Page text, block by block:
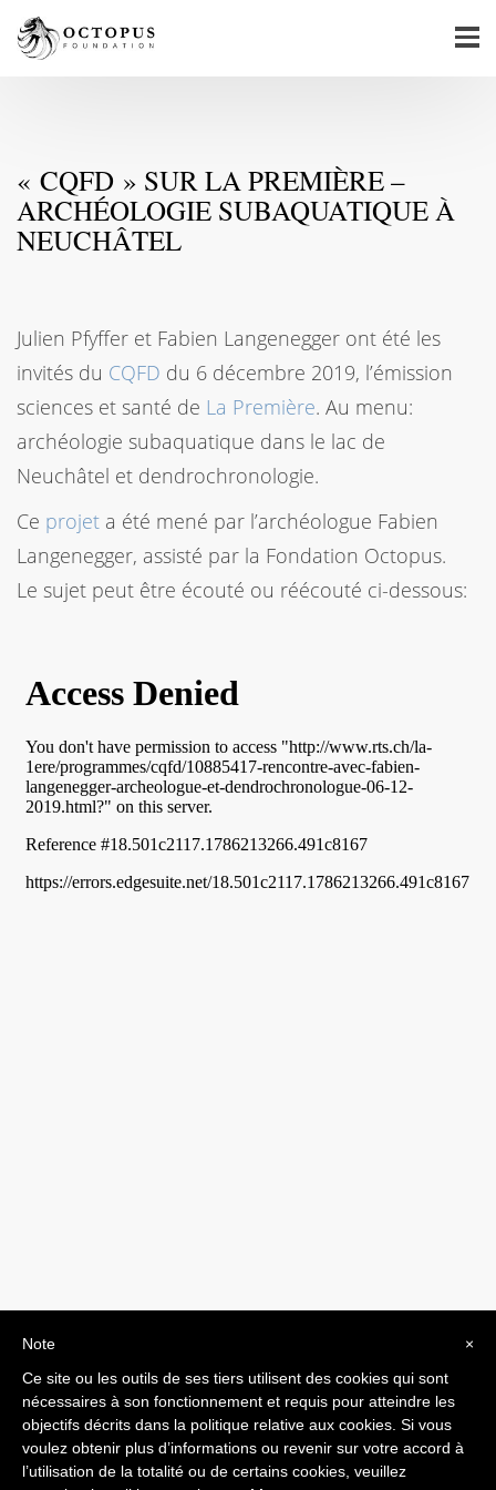
« CQFD » SUR LA PREMIÈRE –
ARCHÉOLOGIE SUBAQUATIQUE À
NEUCHÂTEL
Julien Pfyffer et Fabien Langenegger ont été les
invités du CQFD du 6 décembre 2019, l’émission
sciences et santé de La Première. Au menu:
archéologie subaquatique dans le lac de
Neuchâtel et dendrochronologie.
Ce projet a été mené par l’archéologue Fabien
Langenegger, assisté par la Fondation Octopus.
Le sujet peut être écouté ou réécouté ci-dessous:
ARTICLE PRÉCÉDENT ARTICLE SUIVANT
×
Note
Ce site ou les outils de ses tiers utilisent des cookies qui sont
nécessaires à son fonctionnement et requis pour atteindre les
objectifs décrits dans la politique relative aux cookies. Si vous
voulez obtenir plus d’informations ou revenir sur votre accord à
l’utilisation de la totalité ou de certains cookies, veuillez